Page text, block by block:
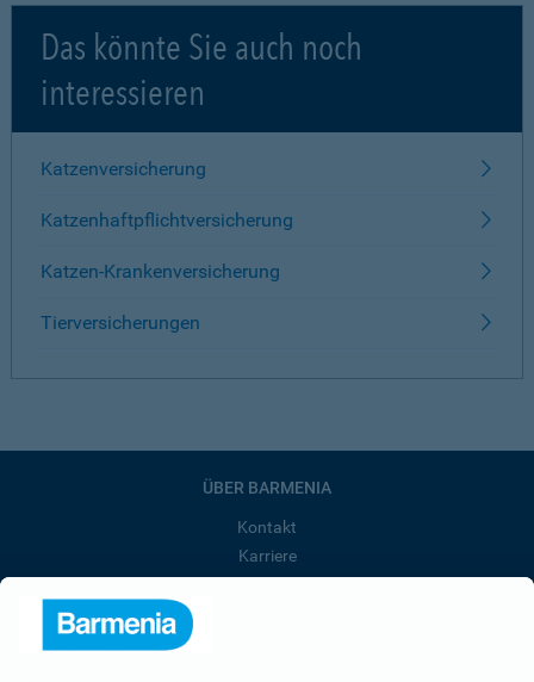
Das könnte Sie auch noch
interessieren
Katzenversicherung
Katzenhaftpflichtversicherung
Katzen-Krankenversicherung
Tierversicherungen
ÜBER BARMENIA
Kontakt
Karriere